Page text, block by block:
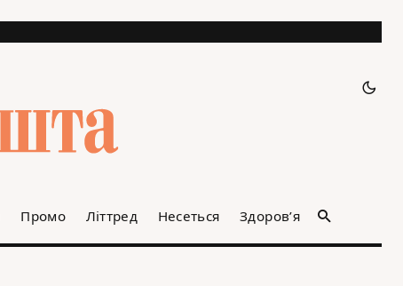
Промо Літтред Несеться Здоров’я